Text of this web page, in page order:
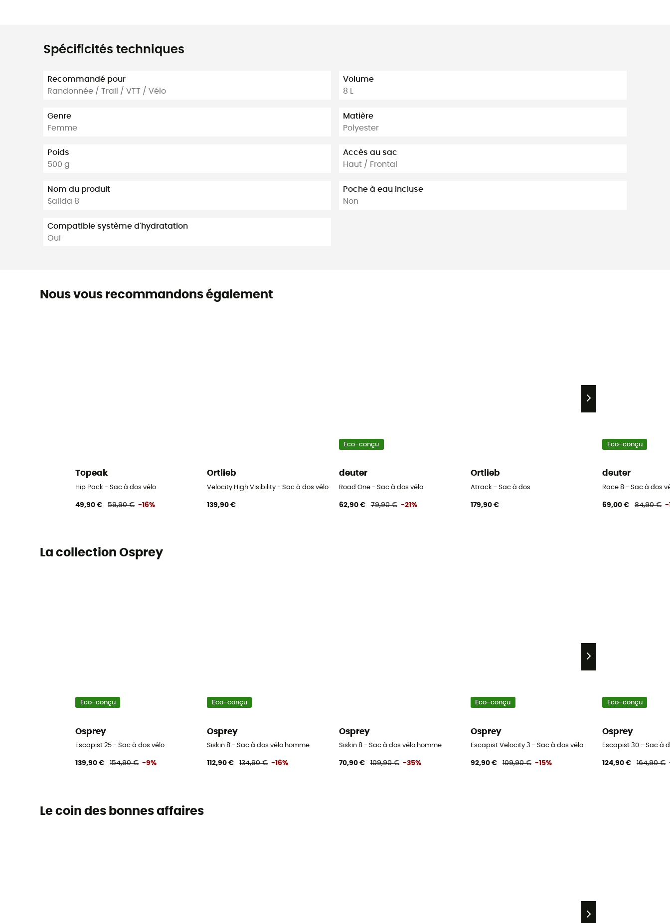
Spécificités techniques
Recommandé pour
Randonnée / Trail / VTT / Vélo
Genre
Femme
Poids
500 g
Nom du produit
Salida 8
Compatible système d'hydratation
Oui
Volume
8 L
Matière
Polyester
Accès au sac
Haut / Frontal
Poche à eau incluse
Non
Nous vous recommandons également
Topeak
Hip Pack - Sac à dos vélo
49,90 € 59,90 € -16%
Ortlieb
Velocity High Visibility - Sac à dos vélo
139,90 €
Eco-conçu
deuter
Road One - Sac à dos vélo
62,90 € 79,90 € -21%
Ortlieb
Atrack - Sac à dos
179,90 €
Eco-conçu
deuter
Race 8 - Sac à dos
69,00 € 84,90 € -
La collection Osprey
Eco-conçu
Osprey
Escapist 25 - Sac à dos vélo
139,90 € 154,90 € -9%
Eco-conçu
Osprey
Siskin 8 - Sac à dos vélo homme
112,90 € 134,90 € -16%
Osprey
Siskin 8 - Sac à dos vélo homme
70,90 € 109,90 € -35%
Eco-conçu
Osprey
Escapist Velocity 3 - Sac à dos vélo
92,90 € 109,90 € -15%
Eco-conçu
Osprey
Escapist 30 - Sac à
124,90 € 164,90 €
Le coin des bonnes affaires